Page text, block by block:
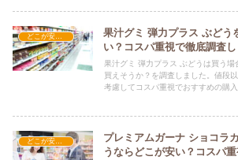
どこが安い？-お菓子・スイーツ・アイス
果汁グミ 弾力プラス ぶどう
い？コスパ重視で徹底調査
果汁グミ 弾力プラス ぶどうは買う場
買えそうか？を調査しました。値段
考慮してコスパ重視でおすすめの購入
どこが安い？-お菓子・スイーツ・アイス
プレミアムガーナ ショコラ
うならどこが安い？コスパ